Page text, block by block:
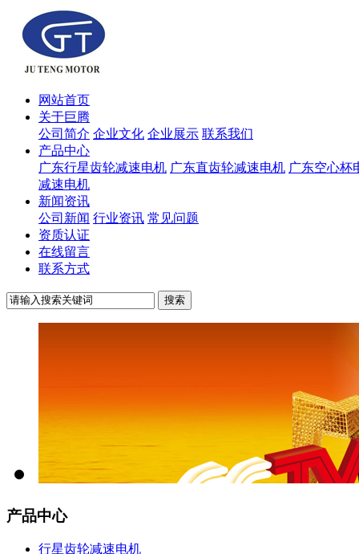
网站首页
关于巨腾
公司简介 企业文化 企业展示 联系我们
产品中心
广东行星齿轮减速电机 广东直齿轮减速电机 广东空心杯
减速电机
新闻资讯
公司新闻 行业资讯 常见问题
资质认证
在线留言
联系方式
产品中心
行星齿轮减速电机